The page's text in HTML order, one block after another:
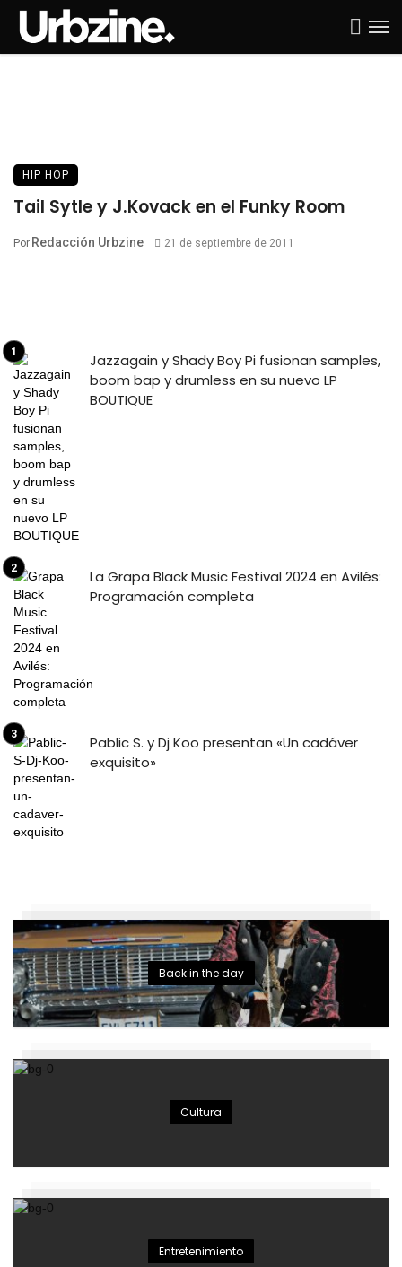
HIP HOP
Tail Sytle y J.Kovack en el Funky Room
Por Redacción Urbzine 21 de septiembre de 2011
Jazzagain y Shady Boy Pi fusionan samples,
boom bap y drumless en su nuevo LP
BOUTIQUE
La Grapa Black Music Festival 2024 en Avilés:
Programación completa
Pablic S. y Dj Koo presentan «Un cadáver
exquisito»
Back in the day
Cultura
Entretenimiento